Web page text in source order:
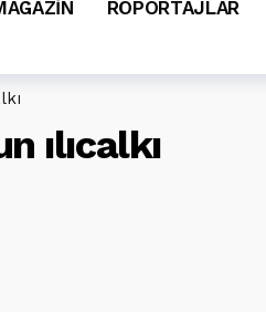
RÖPORTAJLAR
ılıcalkı